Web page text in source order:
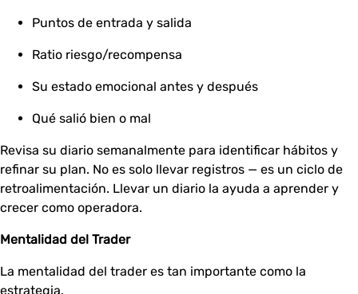
Puntos de entrada y salida
Ratio riesgo/recompensa
Su estado emocional antes y después
Qué salió bien o mal
Revisa su diario semanalmente para identificar hábitos y
refinar su plan. No es solo llevar registros — es un ciclo de
retroalimentación. Llevar un diario la ayuda a aprender y
crecer como operadora.
Mentalidad del Trader
La mentalidad del trader es tan importante como la
estrategia.